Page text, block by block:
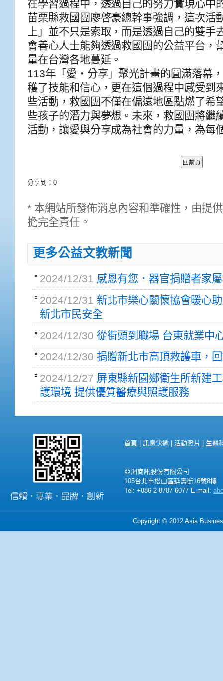
在學習過程中，透過自己的努力實現心中
苗栗縣救國團廖啓豪總幹事強調，這次活
上」並不只是索取，而是透過自己的雙手
會善心人士能夠透過救國團的公益平台，
量在台灣各地蔓延。
113年「愛‧分享」聚光計畫的圓滿落幕
穫了技能和信心，更在這個過程中感受到
些活動，救國團不僅在偏遠地區點燃了希
些孩子的潛力與夢想。未來，救國團將繼
活動，讓愛與分享成為社會的力量，為每
分享到： 0
* 本網站所發佈消息內容和準確性，由提
擔完全責任。
更多公益文教新聞
2024/12/31 感恩有您．器官捐贈者家
2024/12/31 新北市樂心關懷協會暖心
新北市民安全
2024/12/30 從街頭到職場 台東就業中
2024/12/30 捐贈新北市高頂救護車，
2024/12/27 屏東縣新園鄉衛生所新建
護環境 提供優質醫療與照護服務
首頁 訊息快遞 活動照片 生醫
亞洲商訊股份有限公司
105台北市松山區延壽街16號8樓
Tel: +886-2-8787-6077 E-mail:
Copyright © 2012 Asia